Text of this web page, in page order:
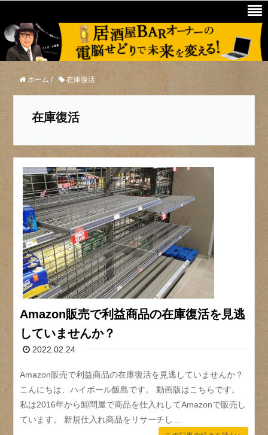
ホーム / 在庫復活
在庫復活
Amazon販売で利益商品の在庫復活を見逃
していませんか？
2022.02.24
Amazon販売で利益商品の在庫復活を見逃していませんか？
こんにちは、ハイボール飯島です。 動画版はこちらです。
私は2016年から卸問屋で商品を仕入れしてAmazonで販売し
ています。 新規仕入れ商品をリサーチし…